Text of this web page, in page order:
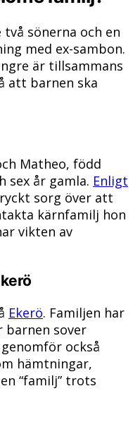
sönerna och en
med ex-sambon.
är tillsammans
att barnen ska
Matheo, född
sex år gamla. Enligt
sorg över att
kärnfamilj hon
vikten av
Ekerö. Familjen har
barnen sover
också
hämtningar,
“familj” trots